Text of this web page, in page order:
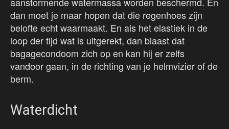
dan moet je maar hopen dat die regenhoes zijn
belofte echt waarmaakt. En als het elastiek in de
loop der tijd wat is uitgerekt, dan blaast dat
bagagecondoom zich op en kan hij er zelfs
vandoor gaan, in de richting van je helmvizier of de
berm.
Waterdicht